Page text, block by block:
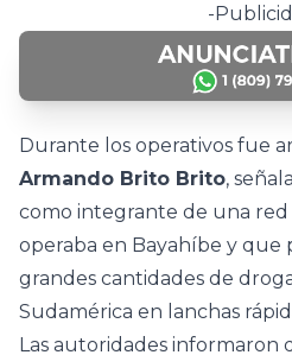
-
Durante los operativos fue
Armando Brito Brito,
como integrante de una
operaba en Bayahíbe y
grandes cantidades de
Sudamérica en lanchas
Las autoridades informaron